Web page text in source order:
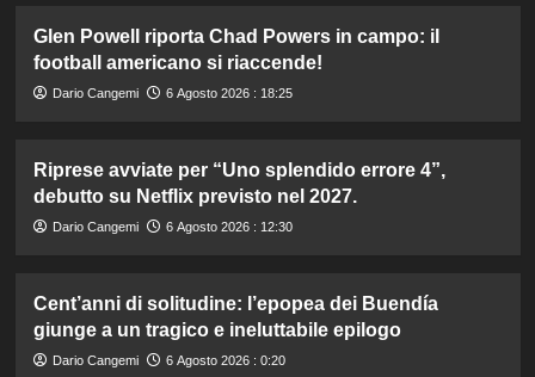
Glen Powell riporta Chad Powers in campo: il
football americano si riaccende!
Dario Cangemi 6 Agosto 2026 : 18:25
Riprese avviate per “Uno splendido errore 4”,
debutto su Netflix previsto nel 2027.
Dario Cangemi 6 Agosto 2026 : 12:30
Cent’anni di solitudine: l’epopea dei Buendía
giunge a un tragico e ineluttabile epilogo
Dario Cangemi 6 Agosto 2026 : 0:20